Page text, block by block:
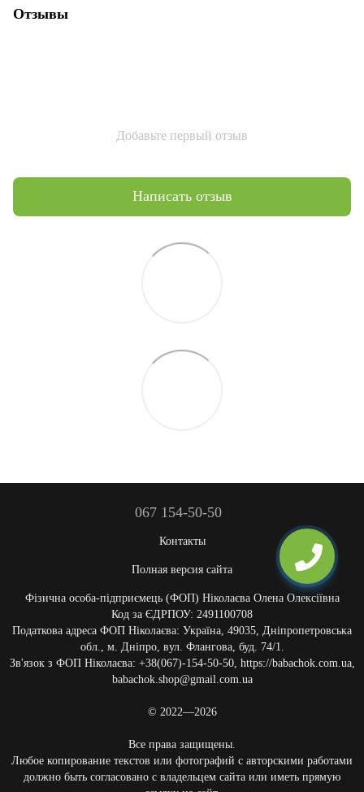
Отзывы
Добавьте первый отзыв
Написать отзыв
067 154-50-50
Контакты
Полная версия сайта
Фізична особа-підприємець (ФОП) Ніколаєва Олена Олексіївна
Код за ЄДРПОУ: 2491100708
Податкова адреса ФОП Ніколаєва: Україна, 49035, Дніпропетровська
обл., м. Дніпро, вул. Флангова, буд. 74/1.
Зв'язок з ФОП Ніколаєва: +38(067)-154-50-50, https://babachok.com.ua,
babachok.shop@gmail.com.ua
© 2022—2026
Все права защищены.
Любое копирование текстов или фотографий с авторскими работами
должно быть согласовано с владельцем сайта или иметь прямую